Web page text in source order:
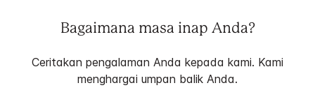
Bagaimana masa inap Anda?
Ceritakan pengalaman Anda kepada kami. Kami
menghargai umpan balik Anda.